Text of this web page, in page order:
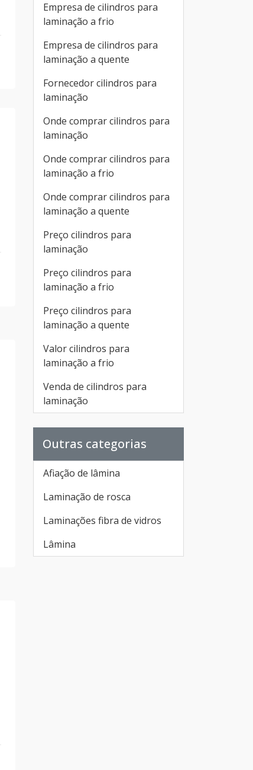
Empresa de cilindros para
laminação a frio
Empresa de cilindros para
laminação a quente
Fornecedor cilindros para
laminação
Onde comprar cilindros para
laminação
Onde comprar cilindros para
laminação a frio
Onde comprar cilindros para
laminação a quente
Preço cilindros para
laminação
Preço cilindros para
laminação a frio
Preço cilindros para
laminação a quente
Valor cilindros para
laminação a frio
Venda de cilindros para
laminação
Outras categorias
Afiação de lâmina
Laminação de rosca
Laminações fibra de vidros
Lâmina